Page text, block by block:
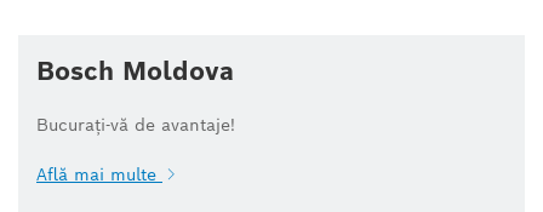
Bosch Moldova
Bucurați-vă de avantaje!
Află mai multe